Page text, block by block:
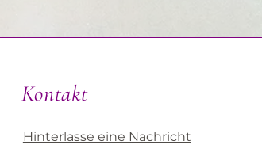
Kontakt
Hinterlasse eine Nachricht